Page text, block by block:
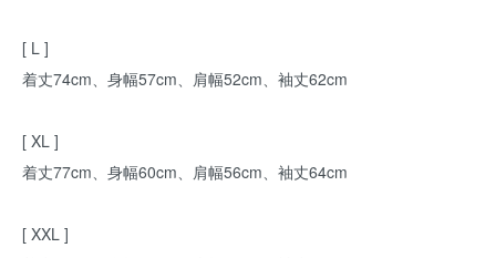
[ L ]
着丈74cm、身幅57cm、肩幅52cm、袖丈62cm
[ XL ]
着丈77cm、身幅60cm、肩幅56cm、袖丈64cm
[ XXL ]